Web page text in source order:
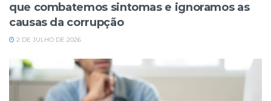
que combatemos sintomas e ignoramos as
causas da corrupção
2 DE JULHO DE 2026